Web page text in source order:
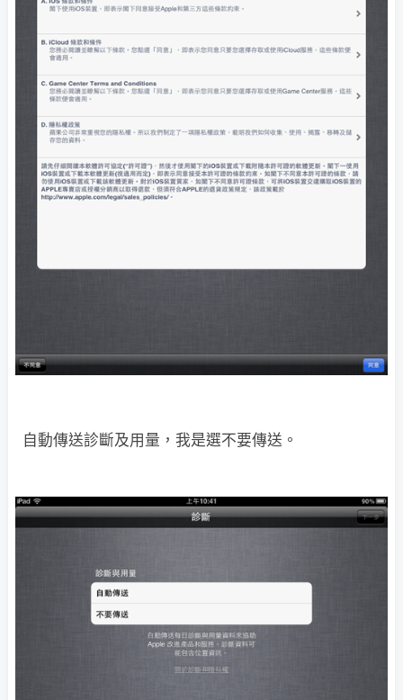
自動傳送診斷及用量，我是選不要傳送。